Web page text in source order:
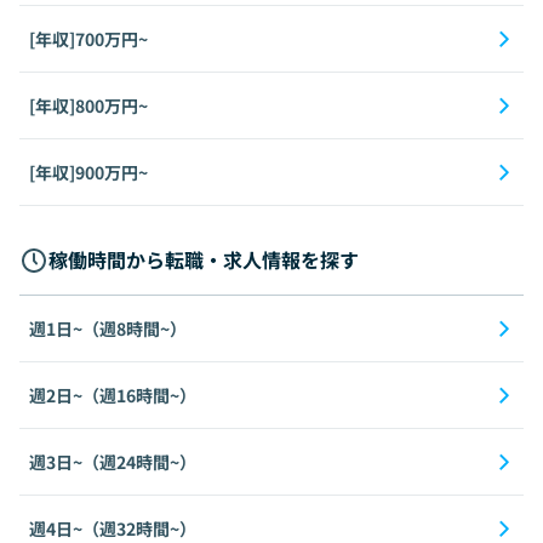
[年収]700万円~
[年収]800万円~
[年収]900万円~
稼働時間から転職・求人情報を探す
週1日~（週8時間~）
週2日~（週16時間~）
週3日~（週24時間~）
週4日~（週32時間~）